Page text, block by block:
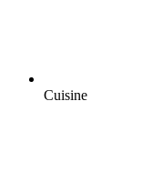
Cuisine